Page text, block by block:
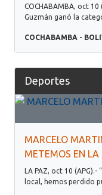
COCHABAMBA, oct
Guzmán ganó la
COCHABAMBA -
Deportes
MARCELO
METEMOS EN LA
LA PAZ, oct 10
local, hemos perdido